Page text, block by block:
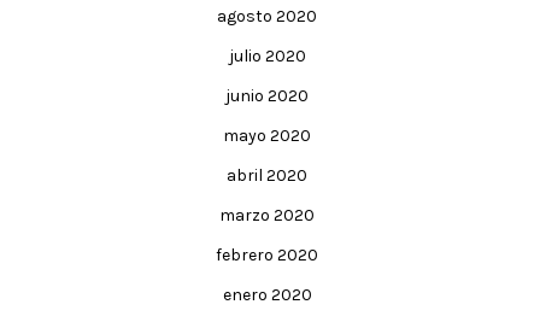
agosto 2020
julio 2020
junio 2020
mayo 2020
abril 2020
marzo 2020
febrero 2020
enero 2020